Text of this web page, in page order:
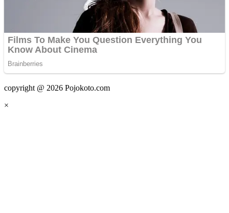
copyright @ 2026 Pojokoto.com
×